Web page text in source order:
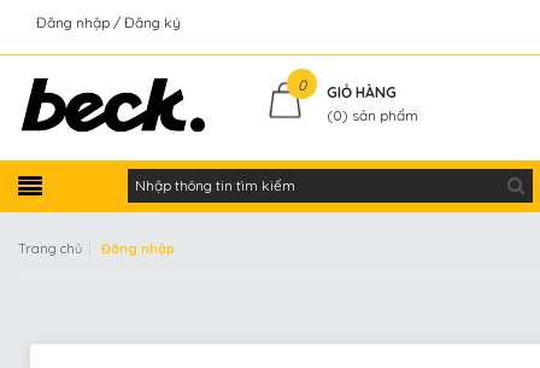
Đăng nhập Đăng ký
0
GIỎ HÀNG
(0) sản phẩm
Trang chủ Đăng nhập